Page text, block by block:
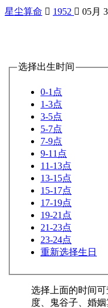
星尘算命  1952  05月
选择出生时间
0-1点
1-3点
3-5点
5-7点
7-9点
9-11点
11-13点
13-15点
15-17点
17-19点
19-21点
21-23点
23-24点
重新选择生日
选择上面的时间
度、鬼谷子、婚